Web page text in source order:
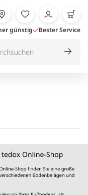
günstig Bester Service